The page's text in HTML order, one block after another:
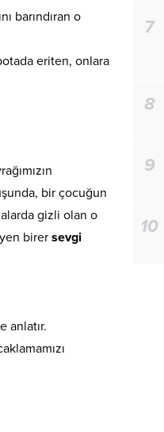
barındıran o
eriten, onlara
bir çocuğun
gizli olan o
birer sevgi
anlatır.
7
8
9
10